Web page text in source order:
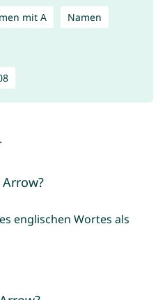
mit A Namen
.
englischen Wortes als